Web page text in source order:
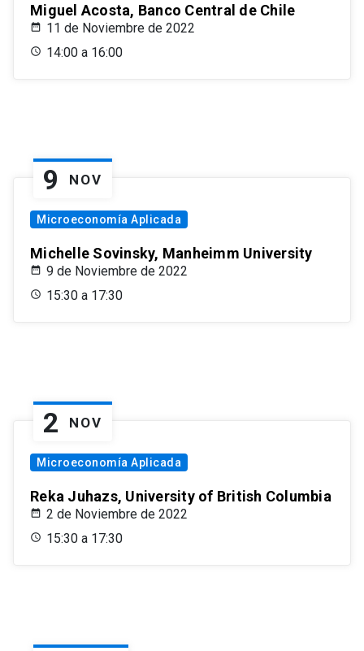
Miguel Acosta, Banco Central de Chile
11 de Noviembre de 2022
14:00 a 16:00
9 NOV
Microeconomía Aplicada
Michelle Sovinsky, Manheimm University
9 de Noviembre de 2022
15:30 a 17:30
2 NOV
Microeconomía Aplicada
Reka Juhazs, University of British Columbia
2 de Noviembre de 2022
15:30 a 17:30